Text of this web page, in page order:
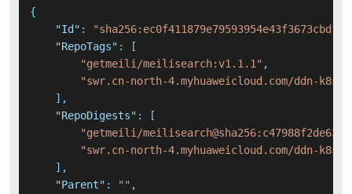
{
"Id" :
"RepoTags" :
[
"getmeili/meilisearch:v1.1.1" ,
"swr.cn-north-4.myhuaweicloud.com/ddn-
] ,
"RepoDigests" :
[
"getmeili/
"swr.cn-north-4.myhuaweicloud.com/ddn-k8s/
] ,
"Parent" : "" ,